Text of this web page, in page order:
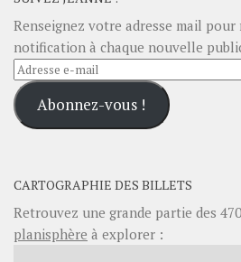
Renseignez votre adresse mail pour
notification à chaque nouvelle
Adresse
e-
mailAbonnez-vous !
CARTOGRAPHIE DES BILLETS
Retrouvez une grande partie des 470
planisphère à explorer :